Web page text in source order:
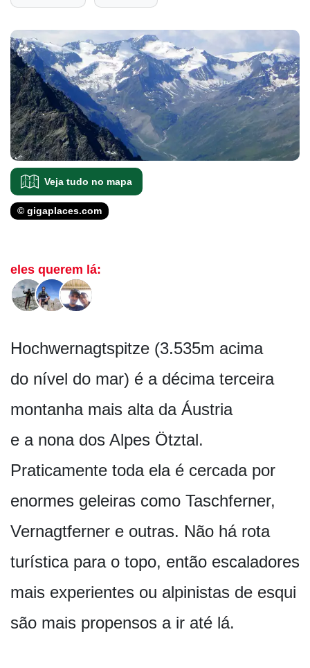
Veja tudo no mapa
© gigaplaces.com
eles querem lá:
Hochwernagtspitze (3.535m acima
do nível do mar) é a décima terceira
montanha mais alta da Áustria
e a nona dos Alpes Ötztal.
Praticamente toda ela é cercada por
enormes geleiras como Taschferner,
Vernagtferner e outras. Não há rota
turística para o topo, então escaladores
mais experientes ou alpinistas de esqui
são mais propensos a ir até lá.